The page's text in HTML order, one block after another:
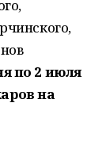
по 2 июля
на